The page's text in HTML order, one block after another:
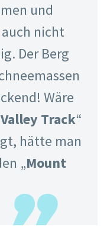
und
nicht
Der Berg
Wäre
Track“
hätte man
„Mount